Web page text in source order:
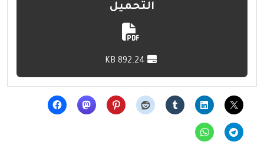
التحميل